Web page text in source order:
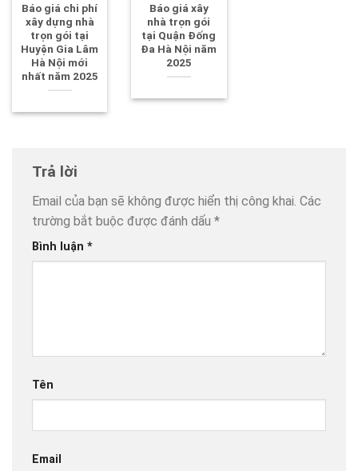
Báo giá chi phí
xây dựng nhà
trọn gói tại
Huyện Gia Lâm
Hà Nội mới
nhất năm 2025
Báo giá xây
nhà trọn gói
tại Quận Đống
Đa Hà Nội năm
2025
Trả lời
Email của bạn sẽ không được hiển thị công khai. Các
trường bắt buộc được đánh dấu *
Bình luận *
Tên
Email